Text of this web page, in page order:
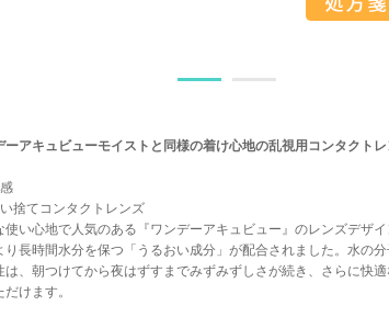
ーアキュビューモイストと同様の着け心地の乱視用コンタクトレ
捨てコンタクトレンズ
使い心地で人気のある『ワンデーアキュビュー』のレンズデザイ
り長時間水分を保つ「うるおい成分」が配合されました。水の
は、朝つけてから夜はずすまでみずみずしさが続き、さらに快
けます。